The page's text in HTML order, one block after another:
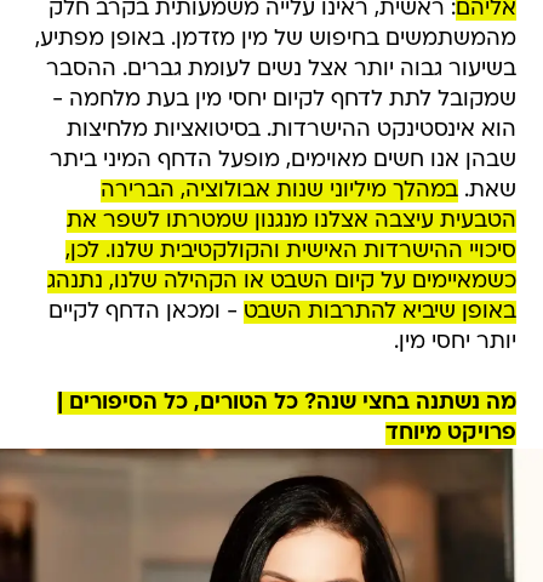
אליהם: ראשית, ראינו עלייה משמעותית בקרב חלק
מהמשתמשים בחיפוש של מין מזדמן. באופן מפתיע,
בשיעור גבוה יותר אצל נשים לעומת גברים. ההסבר
שמקובל לתת לדחף לקיום יחסי מין בעת מלחמה -
הוא אינסטינקט ההישרדות. בסיטואציות מלחיצות
שבהן אנו חשים מאוימים, מופעל הדחף המיני ביתר
שאת.במהלך מיליוני שנות אבולוציה, הברירה
הטבעית עיצבה אצלנו מנגנון שמטרתו לשפר את
סיכויי ההישרדות האישית והקולקטיבית שלנו. לכן,
כשמאיימים על קיום השבט או הקהילה שלנו, נתנהג
באופן שיביא להתרבות השבט - ומכאן הדחף לקיים
יותר יחסי מין.
מה נשתנה בחצי שנה? כל הטורים, כל הסיפורים |
פרויקט מיוחד